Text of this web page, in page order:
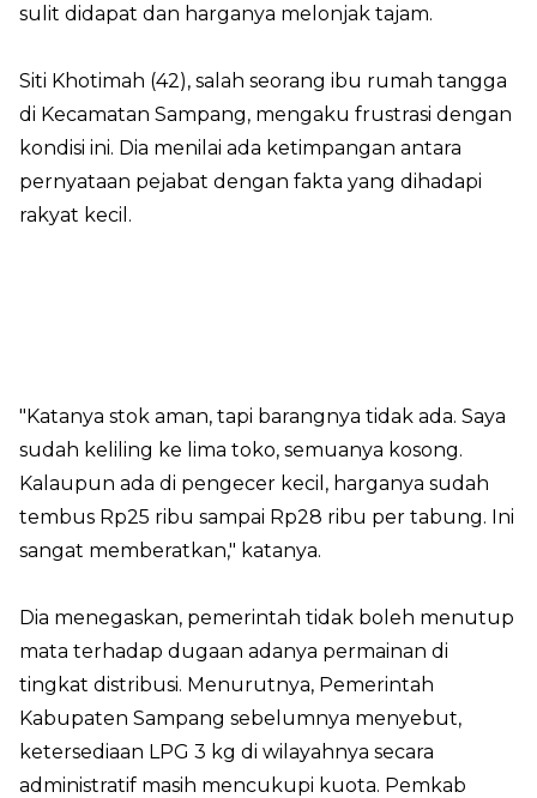
sulit didapat dan harganya melonjak tajam.
Siti Khotimah (42), salah seorang ibu rumah tangga
di Kecamatan Sampang, mengaku frustrasi dengan
kondisi ini. Dia menilai ada ketimpangan antara
pernyataan pejabat dengan fakta yang dihadapi
rakyat kecil.
"Katanya stok aman, tapi barangnya tidak ada. Saya
sudah keliling ke lima toko, semuanya kosong.
Kalaupun ada di pengecer kecil, harganya sudah
tembus Rp25 ribu sampai Rp28 ribu per tabung. Ini
sangat memberatkan," katanya.
Dia menegaskan, pemerintah tidak boleh menutup
mata terhadap dugaan adanya permainan di
tingkat distribusi. Menurutnya, Pemerintah
Kabupaten Sampang sebelumnya menyebut,
ketersediaan LPG 3 kg di wilayahnya secara
administratif masih mencukupi kuota. Pemkab